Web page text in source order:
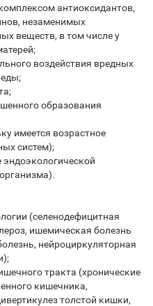
антиоксидантов,
незаменимых
веществ, в том числе у
воздействия вредных
образования
имеется возрастное
систем);
(селенодефицитная
ишемическая болезнь
нейроциркуляторная
тракта (хронические
кишечника,
толстой кишки,